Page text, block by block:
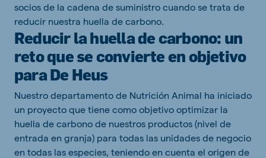
socios de la cadena de suministro cuando se trata de
reducir nuestra huella de carbono.
Reducir la huella de carbono: un
reto que se convierte en objetivo
para De Heus
Nuestro departamento de Nutrición Animal ha iniciado
un proyecto que tiene como objetivo optimizar la
huella de carbono de nuestros productos (nivel de
entrada en granja) para todas las unidades de negocio
en todas las especies, teniendo en cuenta el origen de